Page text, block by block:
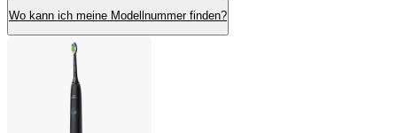
Wo kann ich meine Modellnummer finden?